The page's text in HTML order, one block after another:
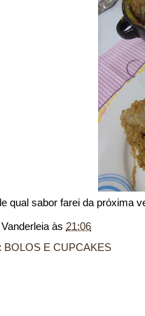
qual sabor farei da próxima
Vanderleia às 21:06
BOLOS E CUPCAKES